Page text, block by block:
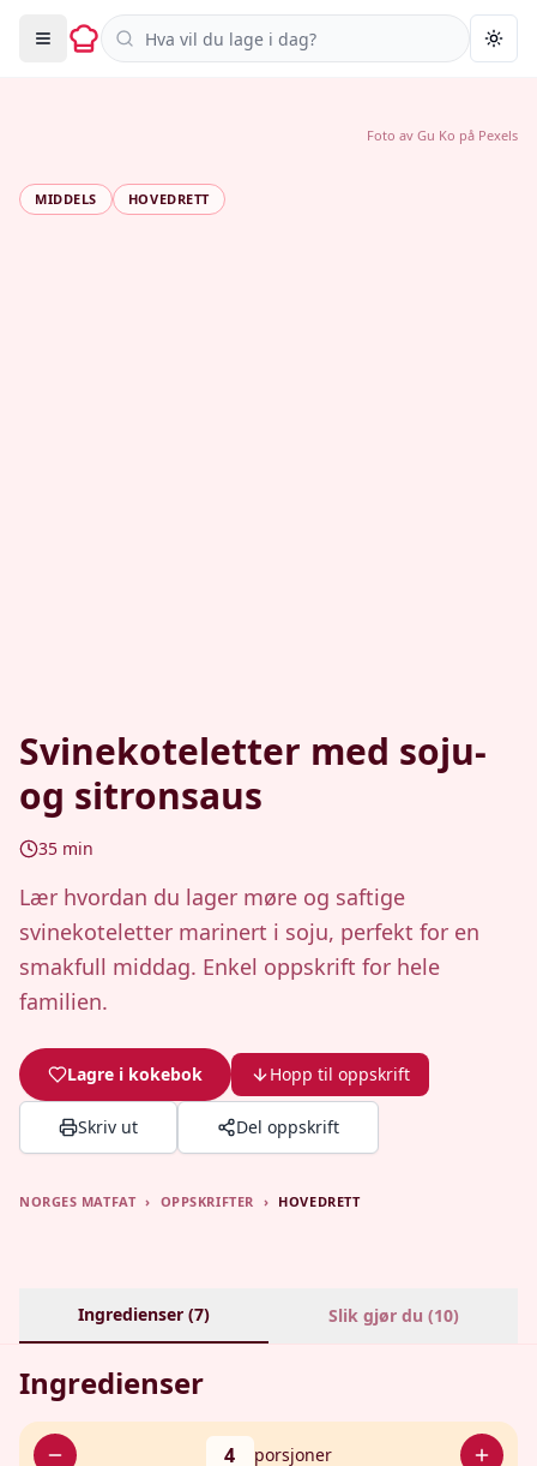
Søk i oppskrifter
MIDDELS HOVEDRETT
Svinekoteletter med soju-
og sitronsaus
35 min
Lær hvordan du lager møre og saftige
svinekoteletter marinert i soju, perfekt for en
smakfull middag. Enkel oppskrift for hele
familien.
Lagre i kokebok Hopp til oppskrift
Skriv ut Del oppskrift
Foto av Gu Ko på Pexels
NORGES MATFAT › OPPSKRIFTER › HOVEDRETT
Ingredienser (7) Slik gjør du (10)
Ingredienser
4 porsjoner